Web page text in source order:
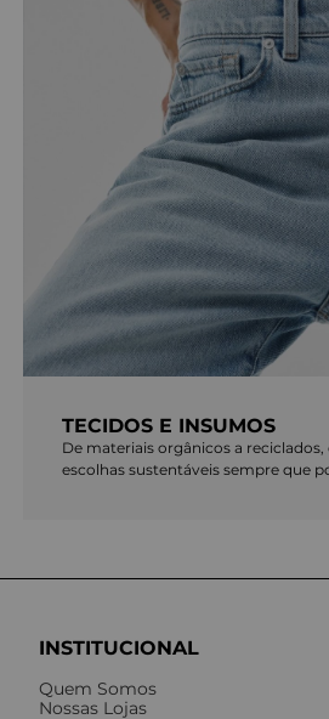
TECIDOS E INSUMOS
De materiais orgânicos a
escolhas sustentáveis sempre que
INSTITUCIONAL
Quem Somos
Nossas Lojas